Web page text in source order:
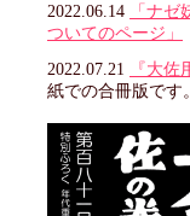
2022.06.14
「ナ
ついてのページ」
2022.07.21
『大
紙での合冊版です